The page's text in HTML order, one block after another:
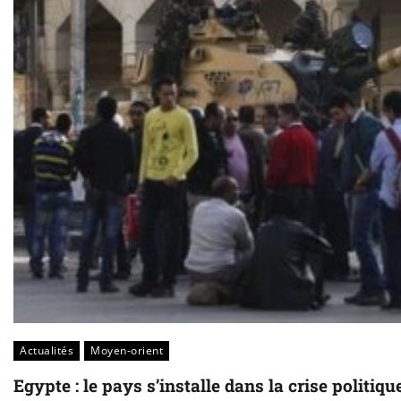
Actualités Moyen-orient
Egypte : le pays s’installe dans la crise